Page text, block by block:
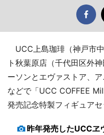
UCC上島珈琲（神戸市
ト秋葉原店（千代田区外
ーソンとエヴァストア、
などで「UCC COFFEE
発売記念特製フィギュアセ
昨年発売したUCCヱ